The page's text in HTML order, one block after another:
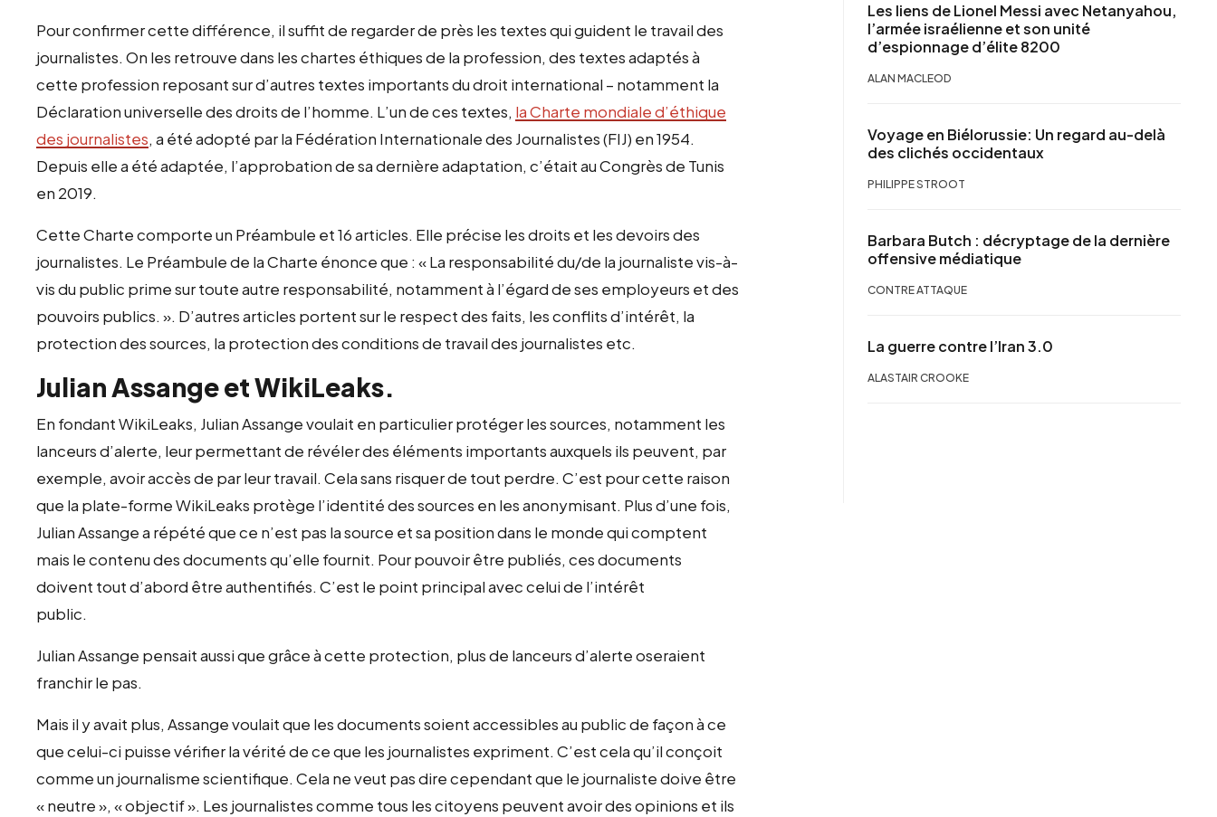
Pour confirmer cette différence, il suffit de regarder de près les textes qui guident le travail des
journalistes. On les retrouve dans les chartes éthiques de la profession, des textes adaptés à
cette profession reposant sur d’autres textes importants du droit international – notamment la
Déclaration universelle des droits de l’homme. L’un de ces textes, la Charte mondiale d’éthique
des journalistes, a été adopté par la Fédération Internationale des Journalistes (FIJ) en 1954.
Depuis elle a été adaptée, l’approbation de sa dernière adaptation, c’était au Congrès de Tunis
en 2019.
Cette Charte comporte un Préambule et 16 articles. Elle précise les droits et les devoirs des
journalistes. Le Préambule de la Charte énonce que : « La responsabilité du/de la journaliste vis-à-
vis du public prime sur toute autre responsabilité, notamment à l’égard de ses employeurs et des
pouvoirs publics. ». D’autres articles portent sur le respect des faits, les conflits d’intérêt, la
protection des sources, la protection des conditions de travail des journalistes etc.
Julian Assange et WikiLeaks.
En fondant WikiLeaks, Julian Assange voulait en particulier protéger les sources, notamment les
lanceurs d’alerte, leur permettant de révéler des éléments importants auxquels ils peuvent, par
exemple, avoir accès de par leur travail. Cela sans risquer de tout perdre. C’est pour cette raison
que la plate-forme WikiLeaks protège l’identité des sources en les anonymisant. Plus d’une fois,
Julian Assange a répété que ce n’est pas la source et sa position dans le monde qui comptent
mais le contenu des documents qu’elle fournit. Pour pouvoir être publiés, ces documents
doivent tout d’abord être authentifiés. C’est le point principal avec celui de l’intérêt
public.
Julian Assange pensait aussi que grâce à cette protection, plus de lanceurs d’alerte oseraient
franchir le pas.
Mais il y avait plus, Assange voulait que les documents soient accessibles au public de façon à ce
que celui-ci puisse vérifier la vérité de ce que les journalistes expriment. C’est cela qu’il conçoit
comme un journalisme scientifique. Cela ne veut pas dire cependant que le journaliste doive être
« neutre », « objectif ». Les journalistes comme tous les citoyens peuvent avoir des opinions et ils
Les liens de Lionel Messi avec Netanyahou,
l’armée israélienne et son unité
d’espionnage d’élite 8200
ALAN MACLEOD
Voyage en Biélorussie: Un regard au-delà
des clichés occidentaux
PHILIPPE STROOT
Barbara Butch : décryptage de la dernière
offensive médiatique
CONTRE ATTAQUE
La guerre contre l’Iran 3.0
ALASTAIR CROOKE